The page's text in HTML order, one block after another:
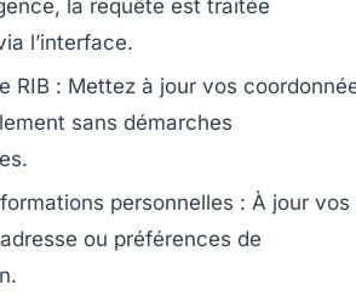
la requête est traitée
l’interface.
RIB : Mettez à jour vos
sans démarches
personnelles : À jour vos
ou préférences de